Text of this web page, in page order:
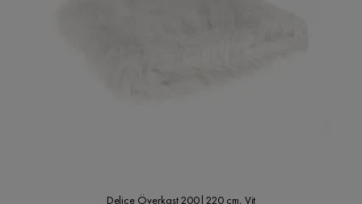
Delice Överkast 200|220 cm, Vit